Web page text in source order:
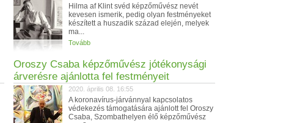
Hilma af Klint svéd képzőművész nevét
kevesen ismerik, pedig olyan festményeket
készített a huszadik század elején, melyek
ma...
Tovább
Oroszy Csaba képzőművész jótékonysági
árverésre ajánlotta fel festményeit
2020. április 08. 16:55
A koronavírus-járvánnyal kapcsolatos
védekezés támogatására ajánlott fel Oroszy
Csaba, Szombathelyen élő képzőművész